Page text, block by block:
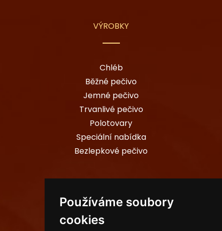
Používáme soubory
cookies
VÝROBKY
Chléb
Běžné pečivo
Jemné pečivo
Trvanlivé pečivo
Polotovary
Speciální nabídka
Bezlepkové pečivo
PROVOZOVNY